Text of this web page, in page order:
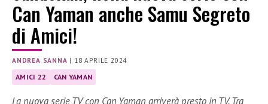
Can Yaman anche Samu Segreto
di Amici!
ANDREA SANNA | 18 APRILE 2024
AMICI 22 CAN YAMAN
La nuova serie TV con Can Yaman arriverà presto in TV. Tra